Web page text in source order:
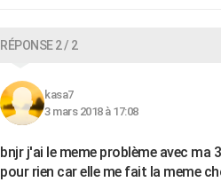
RÉPONSE 2 / 2
kasa7
3 mars 2018 à 17:08
bnjr j'ai le meme problème avec
pour rien car elle me fait la meme